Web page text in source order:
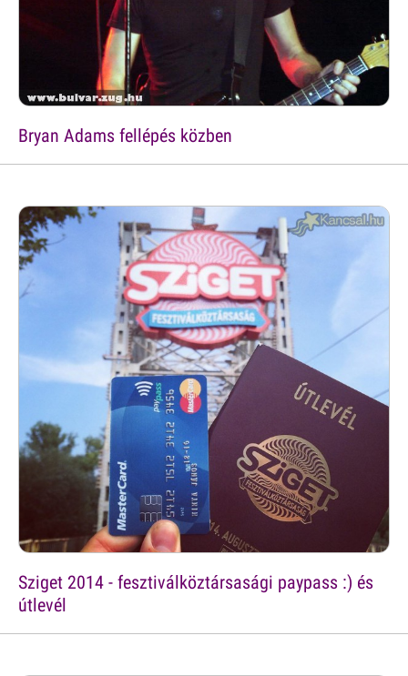
Bryan Adams fellépés közben
Sziget 2014 - fesztiválköztársasági paypass :) és
útlevél